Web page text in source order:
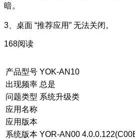
暗。
3、桌面 “推荐应用” 无法关闭。
168阅读
产品型号 YOK-AN10
出现频率 总是
问题类型 系统升级类
应用名称
应用版本
系统版本 YOR-AN00